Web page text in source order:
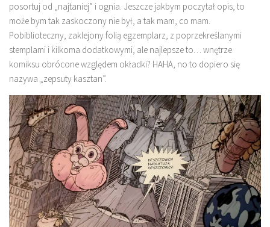
posortuj od „najtaniej” i ognia. Jeszcze jakbym poczytał opis, to
może bym tak zaskoczony nie był, a tak mam, co mam.
Pobiblioteczny, zaklejony folią egzemplarz, z poprzekreślanymi
stemplami i kilkoma dodatkowymi, ale najlepsze to… wnętrze
komiksu obrócone względem okładki? HAHA, no to dopiero się
nazywa „zepsuty kasztan”.